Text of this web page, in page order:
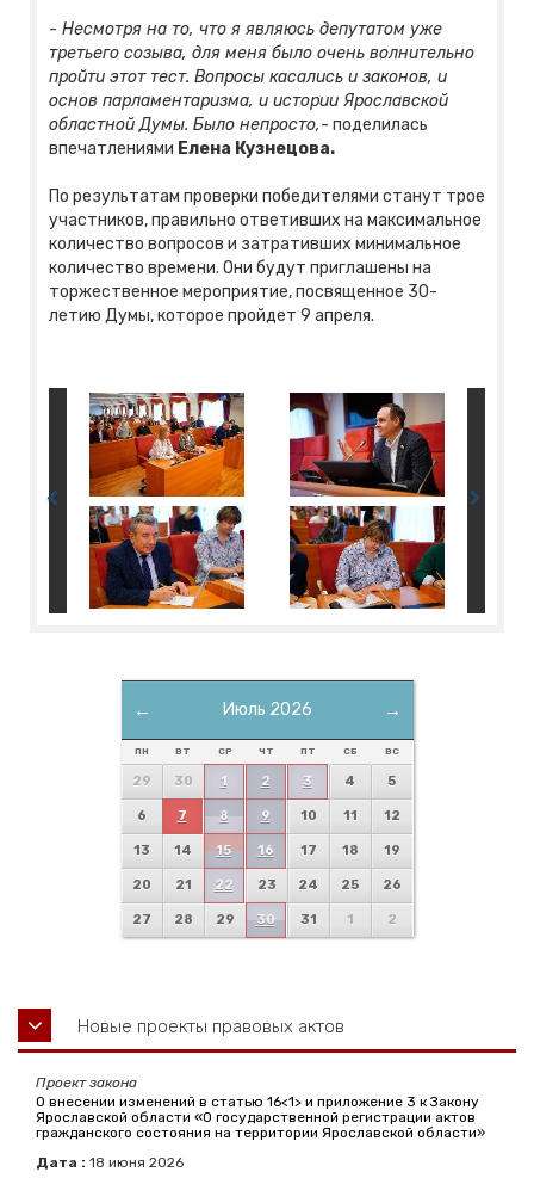
- Несмотря на то, что я являюсь депутатом уже
третьего созыва, для меня было очень волнительно
пройти этот тест. Вопросы касались и законов, и
основ парламентаризма, и истории Ярославской
областной Думы. Было непросто,- поделилась
впечатлениями Елена Кузнецова.
По результатам проверки победителями станут трое
участников, правильно ответивших на максимальное
количество вопросов и затративших минимальное
количество времени. Они будут приглашены на
торжественное мероприятие, посвященное 30-
летию Думы, которое пройдет 9 апреля.
← →
Июль 2026
ПН ВТ СР ЧТ ПТ СБ ВС
29 30 1 2 3 4 5
6 7 8 9 10 11 12
13 14 15 16 17 18 19
20 21 22 23 24 25 26
27 28 29 30 31 1 2
Новые проекты правовых актов
Проект закона
О внесении изменений в статью 16<1> и приложение 3 к Закону
Ярославской области «О государственной регистрации актов
гражданского состояния на территории Ярославской области»
Дата : 18 июня 2026